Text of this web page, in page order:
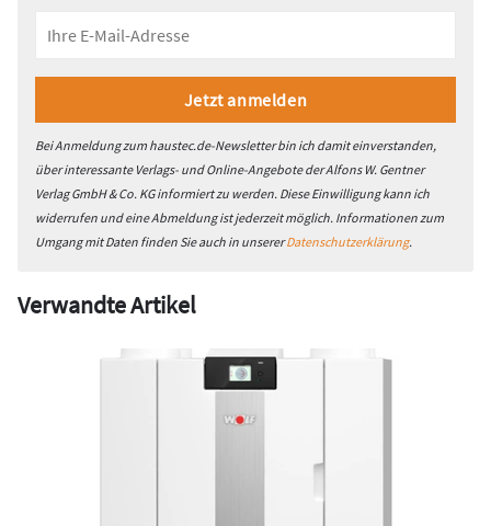
Bei Anmeldung zum haustec.de-Newsletter bin ich damit einverstanden,
über interessante Verlags- und Online-Angebote der Alfons W. Gentner
Verlag GmbH & Co. KG informiert zu werden. Diese Einwilligung kann ich
widerrufen und eine Abmeldung ist jederzeit möglich. Informationen zum
Umgang mit Daten finden Sie auch in unsererDatenschutzerklärung.
Verwandte Artikel